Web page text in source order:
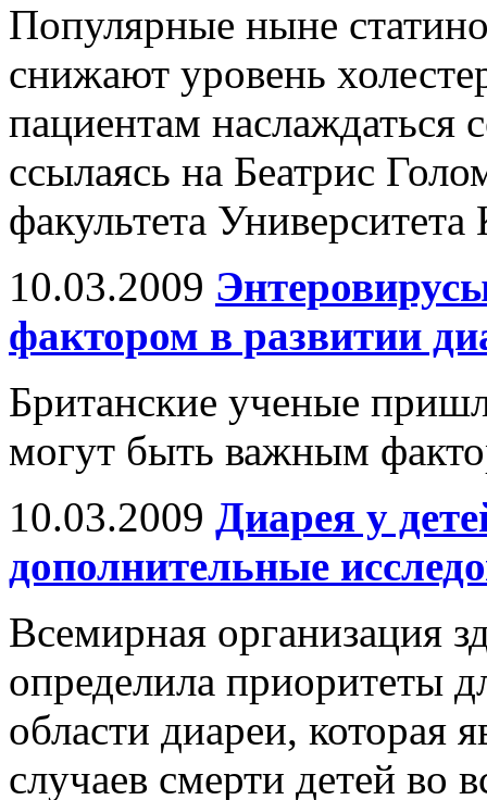
Популярные ныне
снижают уровень
пациентам наслаждаться
ссылаясь на Беатрис
факультета
10.03.2009
фактором в развитии
Британские ученые
могут быть важным
10.03.2009 Диарея у
дополнительные
Всемирная организация
определила приоритеты
области диареи, которая
случаев смерти детей во